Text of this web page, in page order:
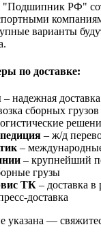
"Подшипник РФ"
варианты
по доставке:
– надежная
сборных грузов
– ж/д
–
– крупнейший
грузы
ТК – доставка
доставка
указана —